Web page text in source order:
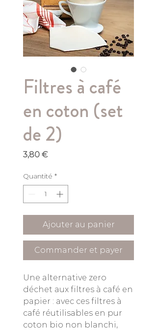
Filtres à café
en coton (set
de 2)
3,80 €Prix
Quantité *
Ajouter au panier
Commander et payer
Une alternative zero
déchet aux filtres à café en
papier : avec ces filtres à
café réutilisables en pur
coton bio non blanchi,